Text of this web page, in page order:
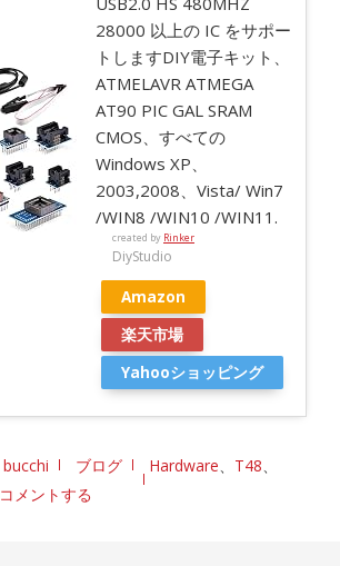
28000 以上の IC をサポー
トしますDIY電子キット、
ATMELAVR ATMEGA
AT90 PIC GAL SRAM
CMOS、すべての
Windows XP、
2003,2008、Vista/ Win7
/WIN8 /WIN10 /WIN11.
created by Rinker
DiyStudio
Amazon
楽天市場
Yahooショッピング
bucchi ブログ Hardware、 T48、
コメントする